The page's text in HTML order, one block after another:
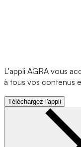
L'appli AGRA vous
à tous vos contenus
Téléchargez l'appli